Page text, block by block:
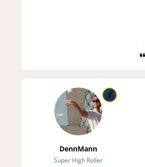
DennMann
Super High Roller